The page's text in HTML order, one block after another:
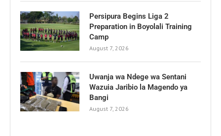
Persipura Begins Liga 2
Preparation in Boyolali Training
Camp
August 7, 2026
Uwanja wa Ndege wa Sentani
Wazuia Jaribio la Magendo ya
Bangi
August 7, 2026